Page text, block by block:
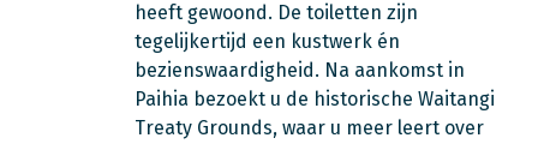
heeft gewoond. De toiletten zijn
tegelijkertijd een kustwerk én
bezienswaardigheid. Na aankomst in
Paihia bezoekt u de historische Waitangi
Treaty Grounds, waar u meer leert over